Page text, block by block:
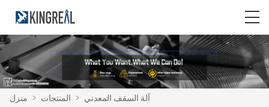
منزل > المنتجات > آلة السقف المعدني